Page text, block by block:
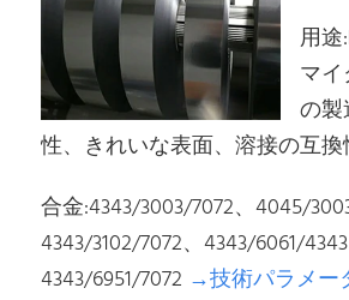
用
マ
の
性、きれいな表面、溶接の互換
合金:4343/3003/7072、4045/
4343/3102/7072、4343/6061/4343
4343/6951/7072 →技術パラメー